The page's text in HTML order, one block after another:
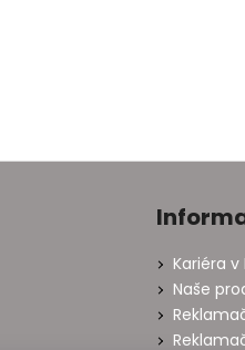
Kariéra v
Naše